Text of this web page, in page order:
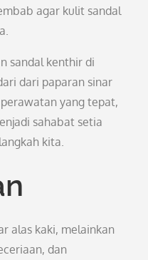
agar kulit sandal
sandal kenthir di
dari paparan sinar
yang tepat,
sahabat setia
kita.
alas kaki, melainkan
dan